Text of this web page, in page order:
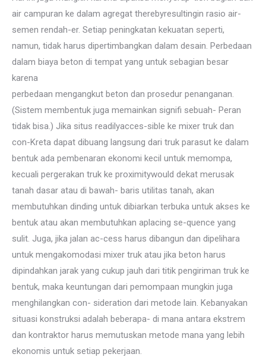
air campuran ke dalam agregat therebyresultingin rasio air-
semen rendah-er. Setiap peningkatan kekuatan seperti,
namun, tidak harus dipertimbangkan dalam desain. Perbedaan
dalam biaya beton di tempat yang untuk sebagian besar
karena
perbedaan mengangkut beton dan prosedur penanganan.
(Sistem membentuk juga memainkan signifi sebuah- Peran
tidak bisa.) Jika situs readilyacces-sible ke mixer truk dan
con-Kreta dapat dibuang langsung dari truk parasut ke dalam
bentuk ada pembenaran ekonomi kecil untuk memompa,
kecuali pergerakan truk ke proximitywould dekat merusak
tanah dasar atau di bawah- baris utilitas tanah, akan
membutuhkan dinding untuk dibiarkan terbuka untuk akses ke
bentuk atau akan membutuhkan aplacing se-quence yang
sulit. Juga, jika jalan ac-cess harus dibangun dan dipelihara
untuk mengakomodasi mixer truk atau jika beton harus
dipindahkan jarak yang cukup jauh dari titik pengiriman truk ke
bentuk, maka keuntungan dari pemompaan mungkin juga
menghilangkan con- sideration dari metode lain. Kebanyakan
situasi konstruksi adalah beberapa- di mana antara ekstrem
dan kontraktor harus memutuskan metode mana yang lebih
ekonomis untuk setiap pekerjaan.